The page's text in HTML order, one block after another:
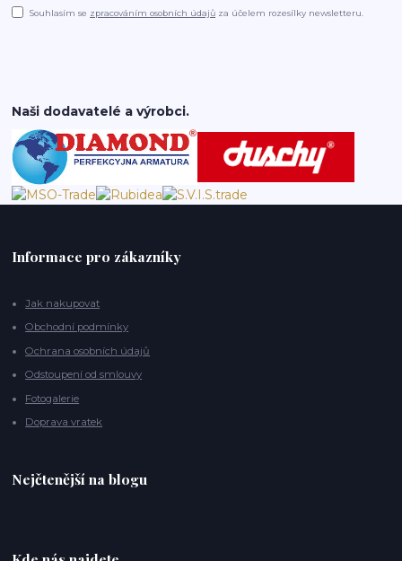
Souhlasím se zpracováním osobních údajů za účelem rozesílky newsletteru.
Naši dodavatelé a výrobci.
Informace pro zákazníky
Jak nakupovat
Obchodní podmínky
Ochrana osobních údajů
Odstoupení od smlouvy
Fotogalerie
Doprava vratek
Nejčtenější na blogu